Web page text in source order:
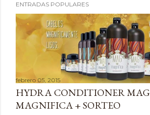
u
b
a
r
u
n
ENTRADAS POPULARES
febrero 05, 2015
HYDRA CONDITIONER MAG
MAGNIFICA + SORTEO